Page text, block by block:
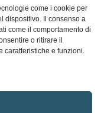
come i cookie per
dispositivo. Il consenso a
come il comportamento di
o ritirare il
caratteristiche e funzioni.